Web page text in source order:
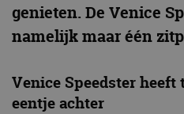
genieten. De Venice
namelijk maar één
Venice Speedster heeft
eentje achter